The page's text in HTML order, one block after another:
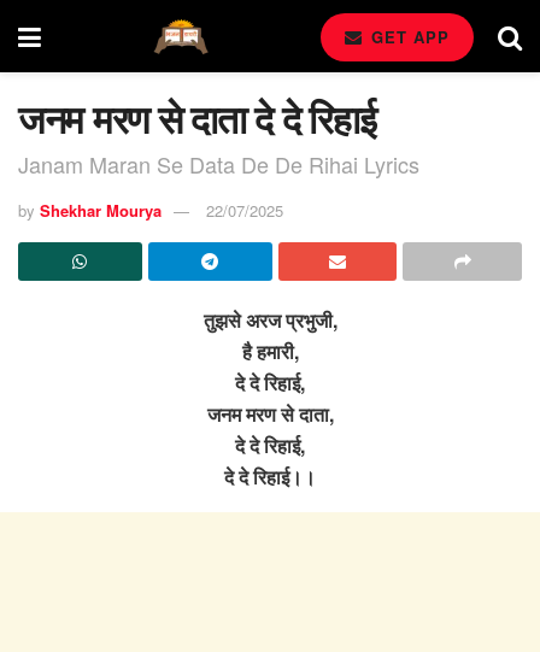
GET APP
जनम मरण से दाता दे दे रिहाई
Janam Maran Se Data De De Rihai Lyrics
by Shekhar Mourya 22/07/2025
तुझसे अरज प्रभुजी,
है हमारी,
दे दे रिहाई,
जनम मरण से दाता,
दे दे रिहाई,
दे दे रिहाई।।